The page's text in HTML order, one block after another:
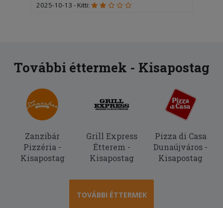
2025-10-13 - Kitti:
Szuper!
Nem azt küldték amit kértem, a
deszertes dobozt szinte üresen küldték
ki, telefonáltam egyből arra
üres dobozt azért kiengedték. Sok
pénzt ott hagytam már de az
elkövetkező időkben már
2025-06-21 - Marianna:
További éttermek - Kisapostag
Zanzibár
Pizzéria -
Kisapostag
Grill Express
Étterem -
Kisapostag
Pizza di Casa
Dunaújváros -
Kisapostag
TOVÁBBI ÉTTERMEK